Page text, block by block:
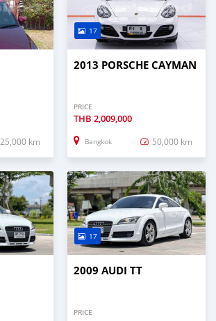
25,000 km
17
2013 PORSCHE CAYMAN
PRICE
THB 2,009,000
Bangkok 50,000 km
17
2009 AUDI TT
PRICE